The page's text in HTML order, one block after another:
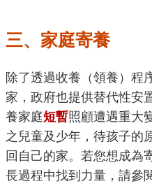
三、家庭寄養
除了透過收養（領養）程
家，政府也提供替代性安
養家庭短暫照顧遭遇重大
之兒童及少年，待孩子的
回自己的家。若您想成為
長過程中找到力量，請參